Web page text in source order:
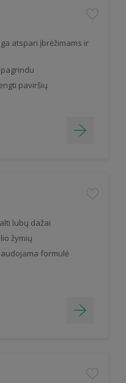
atspari įbrėžimams ir
paviršių
lubų dažai
žymių
formulė